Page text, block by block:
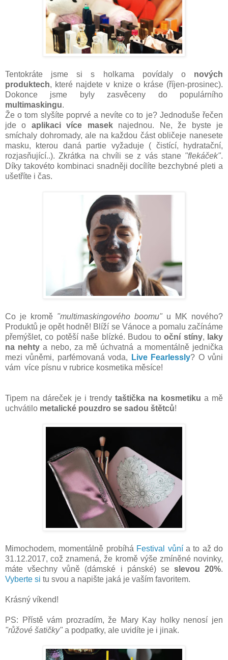
Tentokráte jsme si s holkama povídaly o nových
produktech, které najdete v knize o kráse (říjen-prosinec).
Dokonce jsme byly zasvěceny do populárního
multimaskingu.
Že o tom slyšíte poprvé a nevíte co to je? Jednoduše řečen
jde o aplikaci více maseknajednou. Ne, že byste je
smíchaly dohromady, ale na každou část obličeje nanesete
masku, kterou daná partie vyžaduje ( čistící, hydratační,
rozjasňující..). Zkrátka na chvíli se z vás stane "flekáček".
Díky takovéto kombinaci snadněji docílíte bezchybné pleti a
ušetříte i čas.
Co je kromě "multimaskingového boomu" u MK nového?
Produktů je opět hodně! Blíží se Vánoce a pomalu začínáme
přemýšlet, co potěší naše blízké. Budou tooční stíny, laky
na nehty a nebo, za mě úchvatná a momentálně jednička
mezi vůněmi, parfémovaná voda,
Live Fearlessly? O vůni
vám více písnu v rubrice kosmetika měsíce!
Tipem na dáreček je i trendy taštička na kosmetiku a mě
uchvátilo metalické pouzdro se sadou štětců!
Mimochodem, momentálně probíhá Festival vůnía to až do
31.12.2017, což znamená, že kromě výše zmíněné novinky,
máte všechny vůně (dámské i pánské) se slevou 20%.
Vyberte si tu svou a napište jaká je vaším favoritem.
Krásný víkend!
PS: Přístě vám prozradím, že Mary Kay holky nenosí jen
"růžové šatičky" a podpatky, ale uvidíte je i jinak.